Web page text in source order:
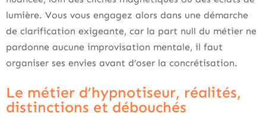
lumière. Vous vous engagez alors dans une démarche
de clarification exigeante, car la part null du métier ne
pardonne aucune improvisation mentale, il faut
organiser ses envies avant d’oser la concrétisation.
Le métier d’hypnotiseur, réalités,
distinctions et débouchés